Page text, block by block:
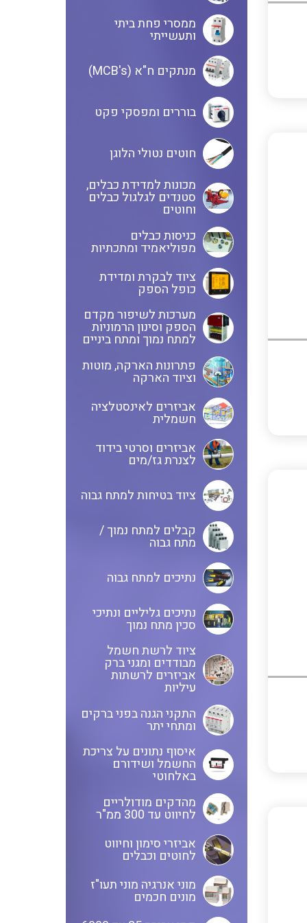
אביזרים לאינסטלציה חשמלית
ציוד בטיחות למתח גבוה
נתיכים למתח גבוה
ציוד לרשת חשמל מבודדים ומגני
ברק אביזרים לרשתות עיליות
איסוף נתונים על צריכת החשמל
ושידורם באלחוטי
אביזרי סימון וחיווט לחוטים
וכבלים
פסי צבירה 25 עד 6000 אמפר
כלי עבודה
קופסאות ולוחות תחת הטיח
המיועדות ללוחות גבס
אביזרי קצה – אינסטלציה
חשמלית SYSTEM CHORUS
לוחות שירות בשילוב מא"זים,
אינטרלוקים ושקעים
לוחות מודולריים להתקנה מעל
ומתחת לטיח
משנה זרם
כבלי אלומניום
כבלים אלומניום למתח גבוה
בקרי בטיחות
ממסרי בטיחות
בקרי טמפרטורה
תצוגת וצגים לאותות אנלוגיים
ממסרים גובה נוזל להתקנה על פס
דין
ספקי כח לפס דין חד פאזי / תלת
פאזי בזיווד מתכתי / פלסטי
מ"מ
תיבות לחצנים תעשייתיים
מערכות ממשקים לתקשורת I/O
ציוד שטח
ANYBUS – חיבורים של רשתות
תקשורת אחת לשנייה מכל סוג
ולכל סוג
מדידות פיזיקאליות ספיקה
ובקרת תהליך
בוחני להבה ומערכות לבקרת
בערה BMS
ממסרי פחת ביתי
ותעשייתי
מנתקים ח"א (MCB's)
בוררים ומפסקי פקט
חוטים נטולי הלוגן
מכונות למדידת כבלים,
סטנדים לגלגול כבלים
וחוטים
כניסות כבלים
מפוליאמיד ומתכתיות
ציוד לבקרת ומדידת
כופל הספק
מערכות לשיפור מקדם
הספק וסינון הרמוניות
למתח נמוך ומתח ביניים
פתרונות הארקה, מוטות
וציוד הארקה
אביזרים לאינסטלציה
חשמלית
אביזרים וסרטי בידוד
לצנרת גז/מים
ציוד בטיחות למתח גבוה
קבלים למתח נמוך /
מתח גבוה
נתיכים למתח גבוה
נתיכים גליליים ונתיכי
סכין מתח נמוך
ציוד לרשת חשמל
מבודדים ומגני ברק
אביזרים לרשתות
עיליות
התקני הגנה בפני ברקים
ומתחי יתר
איסוף נתונים על צריכת
החשמל ושידורם
באלחוטי
מהדקים מודולריים
לחיווט עד 300 ממ"ר
אביזרי סימון וחיווט
לחוטים וכבלים
מוני אנרגיה מוני תעו"ז
מונים חכמים